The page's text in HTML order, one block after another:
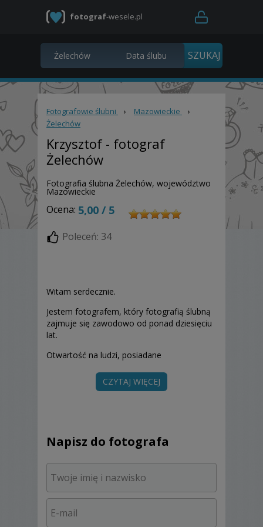
fotograf-wesele.pl
Fotografowie ślubni › Mazowieckie
›
Żelechów
Krzysztof - fotograf
Żelechów
Fotografia ślubna Żelechów, województwo
Mazowieckie
Ocena: 5,00 / 5
Poleceń: 34
Witam serdecznie.
Jestem fotografem, który fotografią ślubną
zajmuje się zawodowo od ponad dziesięciu
lat.
Otwartość na ludzi, posiadane
urządzenia fotograficzne oraz indywidualne
podejście do każdego klienta pozwala mi
Istnieje możliwość modyfikacji
przedstawionych niżej pakietów ślubnych -
zgodnie z Państwa oczekiwaniami i
potrzebami.
CZYTAJ WIĘCEJ
Napisz do fotografa